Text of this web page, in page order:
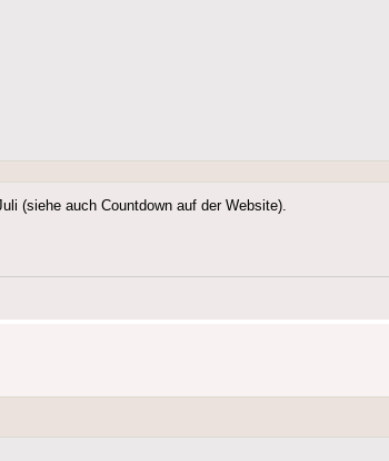
Juli (siehe auch Countdown auf der Website).